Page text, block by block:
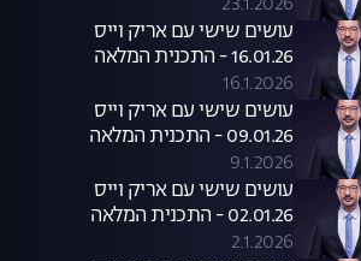
עושים שישי עם אריק וייס
16.01.26 - התכנית המלאה
16.1.2026
עושים שישי עם אריק וייס
09.01.26 - התכנית המלאה
9.1.2026
עושים שישי עם אריק וייס
02.01.26 - התכנית המלאה
2.1.2026